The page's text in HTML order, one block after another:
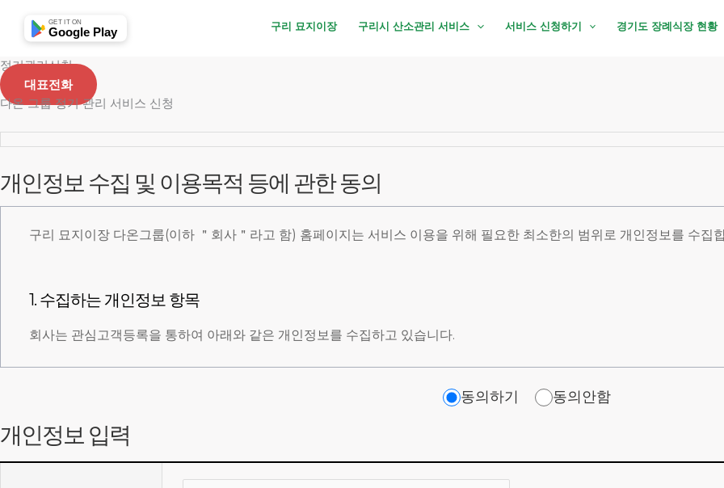
로
건
구리 묘지이장 구리시 산소관리 서비스 서비스 신청하기 경기도 장례식장 현황
GET IT ON
Google Play
정기관리신청
대표전화
다온 그룹 정기 관리 서비스 신청
개인정보 수집 및 이용목적 등에 관한 동의
구리 묘지이장 다온그룹(이하 ＂회사＂라고 함) 홈페이지는 서비스 이용을 위해 필요한 최소한의 범위로 개인정보를 수집
1. 수집하는 개인정보 항목
회사는 관심고객등록을 통하여 아래와 같은 개인정보를 수집하고 있습니다.
개인정보 수집방법 : 홈페이지 접속 및 관심고객등록또한, 귀하께서 홈페이지의 개인정보 수집/이용, 개인정보 처
절차를 마련하여, 각각의 「관심고객등록」버튼을 클릭하면 해당 사항을 동의한 것으로 간주합니다.
동의하기 동의안함
개인정보 입력